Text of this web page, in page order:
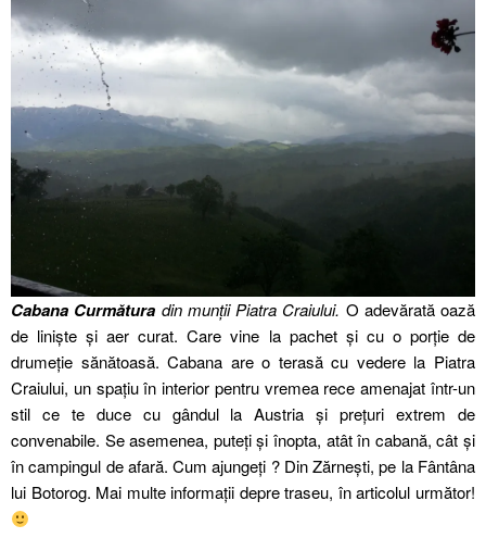
Cabana Curmătura din munții Piatra Craiului. O adevărată oază
de liniște și aer curat. Care vine la pachet și cu o porție de
drumeție sănătoasă. Cabana are o terasă cu vedere la Piatra
Craiului, un spațiu în interior pentru vremea rece amenajat într-un
stil ce te duce cu gândul la Austria și prețuri extrem de
convenabile. Se asemenea, puteți și înopta, atât în cabană, cât și
în campingul de afară. Cum ajungeți ? Din Zărnești, pe la Fântâna
lui Botorog. Mai multe informații depre traseu, în articolul următor!